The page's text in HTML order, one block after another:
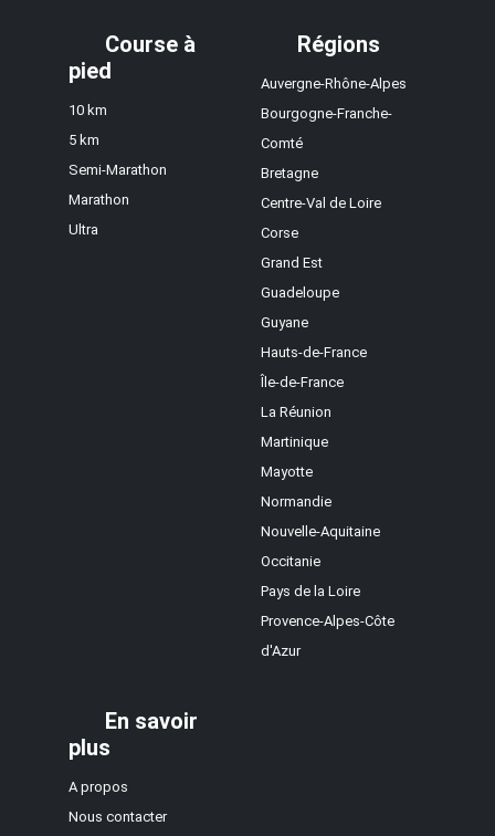
Course à
pied
10 km
5 km
Semi-Marathon
Marathon
Ultra
Régions
Auvergne-Rhône-Alpes
Bourgogne-Franche-
Comté
Bretagne
Centre-Val de Loire
Corse
Grand Est
Guadeloupe
Guyane
Hauts-de-France
Île-de-France
La Réunion
Martinique
Mayotte
Normandie
Nouvelle-Aquitaine
Occitanie
Pays de la Loire
Provence-Alpes-Côte
d'Azur
En savoir
plus
A propos
Nous contacter